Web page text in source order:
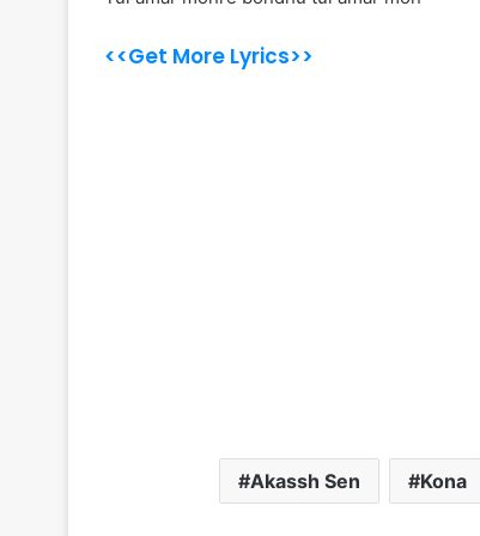
<<Get More Lyrics>>
Akassh Sen Kona